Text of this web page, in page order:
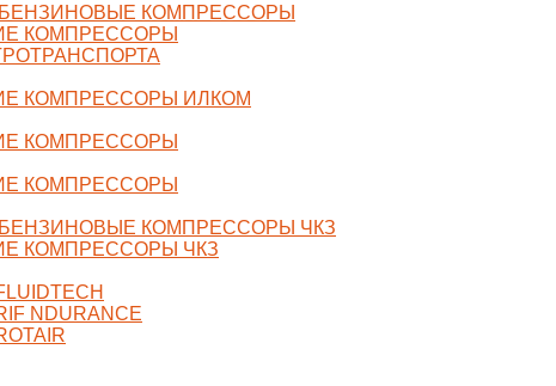
КОМПРЕССОРЫ
КОМПРЕССОРЫ
КОМПРЕССОРЫ ИЛКОМ
КОМПРЕССОРЫ
КОМПРЕССОРЫ
КОМПРЕССОРЫ ЧКЗ
КОМПРЕССОРЫ ЧКЗ
NDURANCE